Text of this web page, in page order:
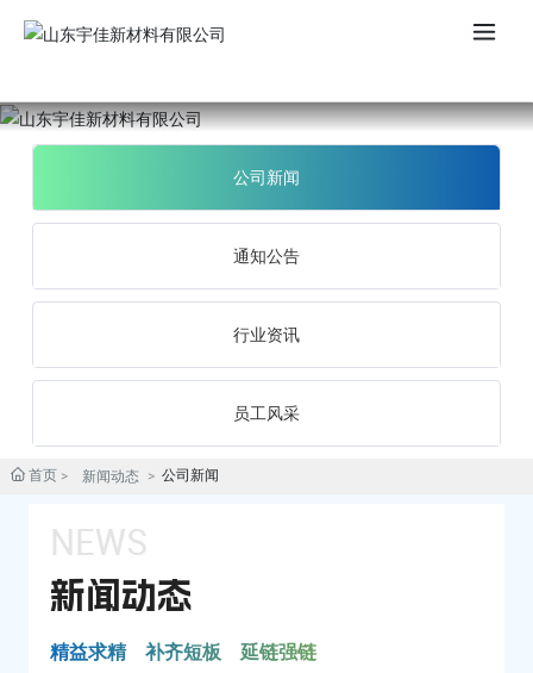
公司新闻
通知公告
行业资讯
员工风采
首页 新闻动态 公司新闻
NEWS
新闻动态
精益求精 补齐短板 延链强链